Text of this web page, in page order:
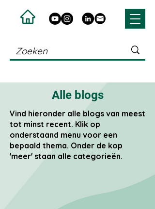
Alle blogs
Vind hieronder alle blogs van meest
tot minst recent. Klik op
onderstaand menu voor een
bepaald thema. Onder de kop
'meer' staan alle categorieën.